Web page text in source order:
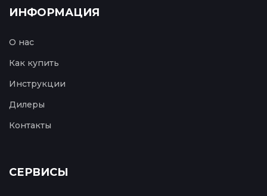
ИНФОРМАЦИЯ
О нас
Как купить
Инструкции
Дилеры
Контакты
СЕРВИСЫ